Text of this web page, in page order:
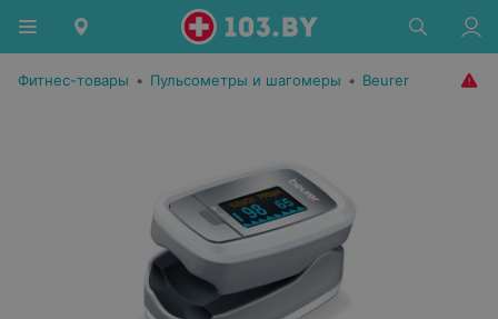
Фитнес-товары • Пульсометры и шагомеры • Beurer